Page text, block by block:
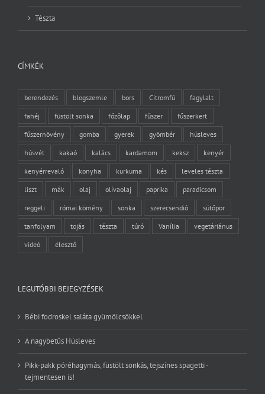
Tészta
CÍMKÉK
berendezés blogszemle bors Citromfű fagylalt
fahéj füstölt sonka főzőlap fűszer fűszerkert
fűszernövény gomba gyerek gyömbér húsleves
húsvét kakaó kalács kardamom keksz kenyér
kenyérrevaló konyha kurkuma kés leveles tészta
liszt mák olaj olívaolaj paprika paradicsom
reggeli római kömény sonka szerecsendió sütőpor
tanfolyam tojás tészta túró Vanília vegetáriánus
videó élesztő
LEGUTÓBBI BEJEGYZÉSEK
Bébi fodroskel saláta gyümölcsökkel
A nagybetűs Húsleves
Pikk-pakk póréhagymás, füstölt sonkás, tejszínes spagetti -
tejmentesen is!